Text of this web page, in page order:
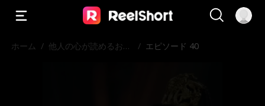
ホーム / 他人の心が読めるお姫
/ エピソード 40